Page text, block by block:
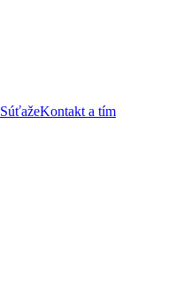
SúťažeKontakt a tím